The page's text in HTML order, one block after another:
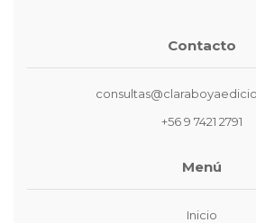
Contacto
+56 9 7421 2791
Menú
Inicio